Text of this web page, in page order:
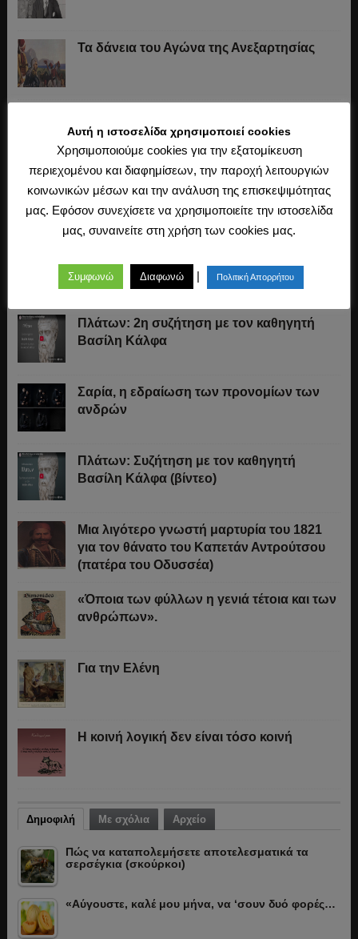
Τα δάνεια του Αγώνα της Ανεξαρτησίας
1847)
Η άλωση της Κωνσταντινούπολης (1453)
των αρχόντων
Πλάτων: 2η συζήτηση με τον καθηγητή
Βασίλη Κάλφα
Σαρία, η εδραίωση των προνομίων των
ανδρών
Πλάτων: Συζήτηση με τον καθηγητή
Βασίλη Κάλφα (βίντεο)
Μια λιγότερο γνωστή μαρτυρία του 1821
για τον θάνατο του Καπετάν Αντρούτσου
(πατέρα του Οδυσσέα)
«Όποια των φύλλων η γενιά τέτοια και των
ανθρώπων».
Για την Ελένη
Η κοινή λογική δεν είναι τόσο κοινή
Δημοφιλή Με σχόλια Αρχείο
Πώς να καταπολεμήσετε αποτελεσματικά τα
σερσέγκια (σκούρκοι)
«Αύγουστε, καλέ μου μήνα, να ‘σουν δυό φορές…
Αυτή η ιστοσελίδα χρησιμοποιεί cookies
Χρησιμοποιούμε cookies για την εξατομίκευση
περιεχομένου και διαφημίσεων, την παροχή λειτουργιών
κοινωνικών μέσων και την ανάλυση της επισκεψιμότητας
μας. Εφόσον συνεχίσετε να χρησιμοποιείτε την ιστοσελίδα
μας, συναινείτε στη χρήση των cookies μας.
Συμφωνώ Διαφωνώ | Πολιτική Απορρήτου